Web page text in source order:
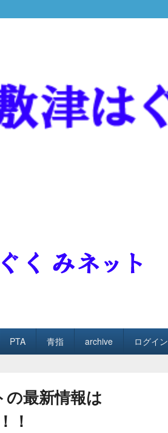
ト
PTA 青指 archive ログイン
最新情報は
！